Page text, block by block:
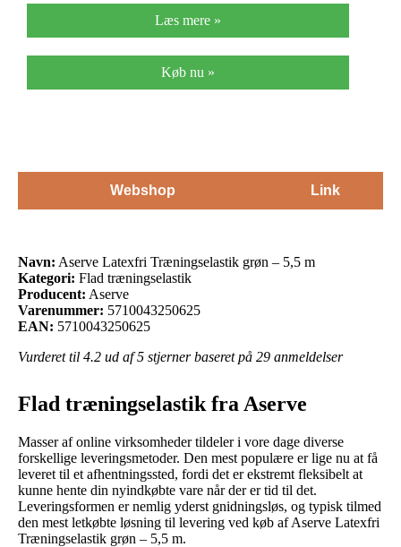
Læs mere »
Køb nu »
Webshop Link
Navn: Aserve Latexfri Træningselastik grøn – 5,5 m
Kategori: Flad træningselastik
Producent: Aserve
Varenummer: 5710043250625
EAN: 5710043250625
Vurderet til 4.2 ud af 5 stjerner baseret på 29 anmeldelser
Flad træningselastik fra Aserve
Masser af online virksomheder tildeler i vore dage diverse
forskellige leveringsmetoder. Den mest populære er lige nu at få
leveret til et afhentningssted, fordi det er ekstremt fleksibelt at
kunne hente din nyindkøbte vare når der er tid til det.
Leveringsformen er nemlig yderst gnidningsløs, og typisk tilmed
den mest letkøbte løsning til levering ved køb af Aserve Latexfri
Træningselastik grøn – 5,5 m.